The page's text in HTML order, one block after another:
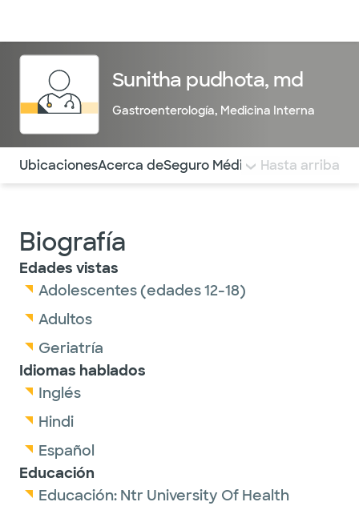
Sunitha pudhota, md
Gastroenterología, Medicina Interna
Utilice esta navegación para saltar rápidamente a
UbicacionesAcerca deSeguro Médico COMENTARIOS
Hasta arriba
Biografía
Edades vistas
Adolescentes (edades 12-18)
Adultos
Geriatría
Idiomas hablados
Inglés
Hindi
Español
Educación
Educación: Ntr University Of Health